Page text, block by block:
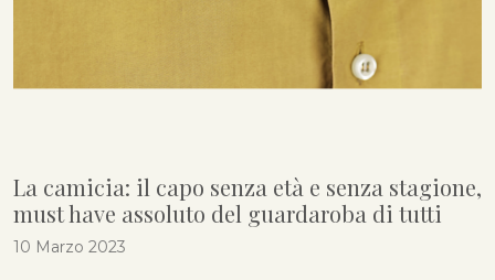
La camicia: il capo senza età e senza stagione,
must have assoluto del guardaroba di tutti
10 Marzo 2023